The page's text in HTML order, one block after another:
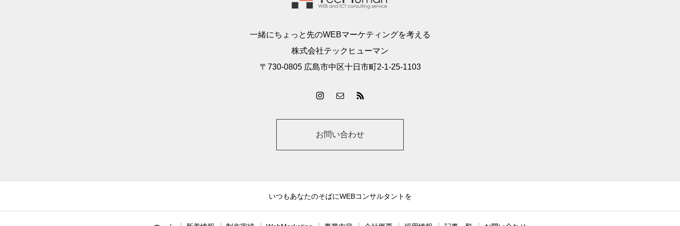
一緒にちょっと先のWEBマーケティングを考える
株式会社テックヒューマン
〒730-0805 広島市中区十日市町2-1-25-1103
お問い合わせ
いつもあなたのそばにWEBコンサルタントを